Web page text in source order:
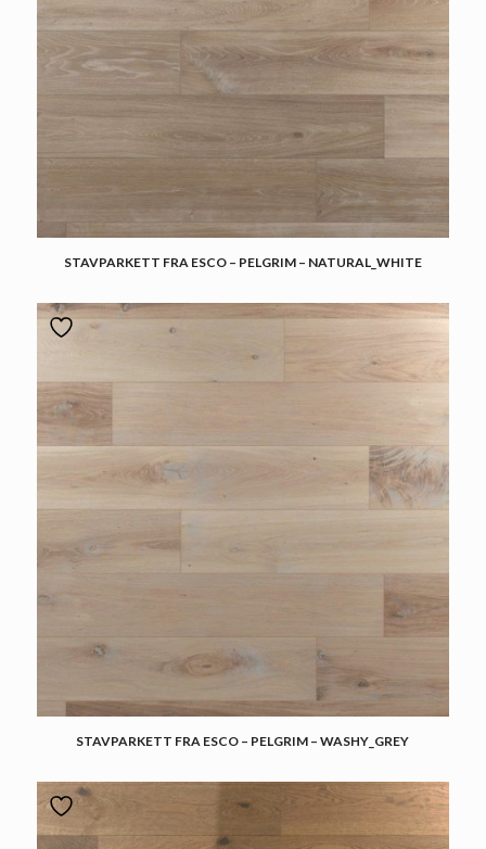
STAVPARKETT FRA ESCO – PELGRIM – NATURAL_WHITE
STAVPARKETT FRA ESCO – PELGRIM – WASHY_GREY